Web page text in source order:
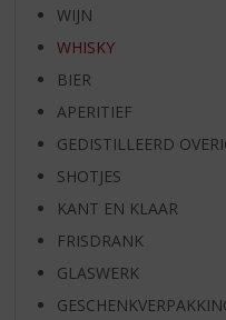
WIJN
WHISKY
BIER
APERITIEF
GEDISTILLEERD
SHOTJES
KANT EN KLAAR
FRISDRANK
GLASWERK